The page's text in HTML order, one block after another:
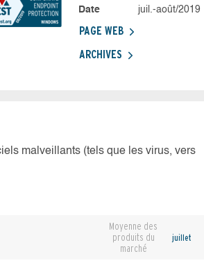
Date
juil.-août/2019
PAGE WEB
ARCHIVES
malveillants (tels que les virus, vers
Moyenne des
produits du
marché
juillet